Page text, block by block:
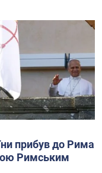
прибув до Рима
Римським